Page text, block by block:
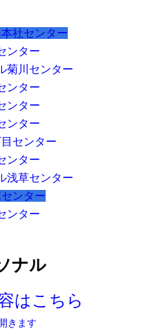
社センター
ンター
菊川センター
ンター
ンター
ンター
センター
ンター
浅草センター
ンター
ンター
ナル
はこちら
きます